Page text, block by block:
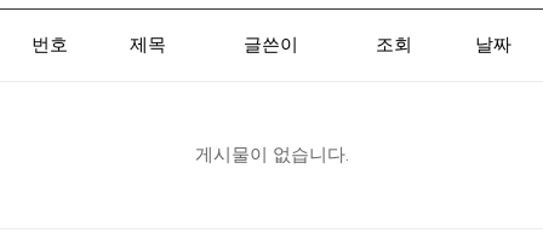
번호 제목 글쓴이 조회 날짜
게시물이 없습니다.